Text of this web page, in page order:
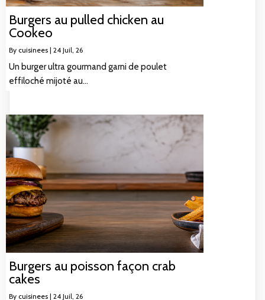
Burgers au pulled chicken au
Cookeo
By cuisinees | 24 Juil, 26
Un burger ultra gourmand garni de poulet
effiloché mijoté au…
Burgers au poisson façon crab
cakes
By cuisinees | 24 Juil, 26